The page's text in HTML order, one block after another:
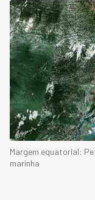
Margem equatorial:
marinha